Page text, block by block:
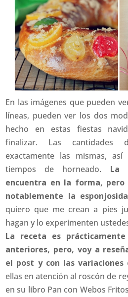
En las imágenes que pueden
líneas, pueden ver los dos
hecho en estas fiestas
finalizar. Las cantidades
exactamente las mismas,
tiempos de horneado. La
encuentra en la forma, pero
notablemente la
quiero que me crean a pies
hagan y lo experimenten
La receta es
anteriores, pero, voy a
el post y con las variaciones
ellas en atención al roscón de
en su libro Pan con Webos